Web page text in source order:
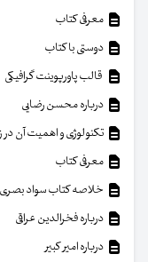
معرفی کتاب
دوستی با کتاب
قالب پاورپوینت گرافیکی
درباره محسن رضایی
تکنولوژی و اهمیت آن در
معرفی کتاب
خلاصه کتاب سواد بصری
درباره فخرالدین عراقی
درباره امیر کبیر